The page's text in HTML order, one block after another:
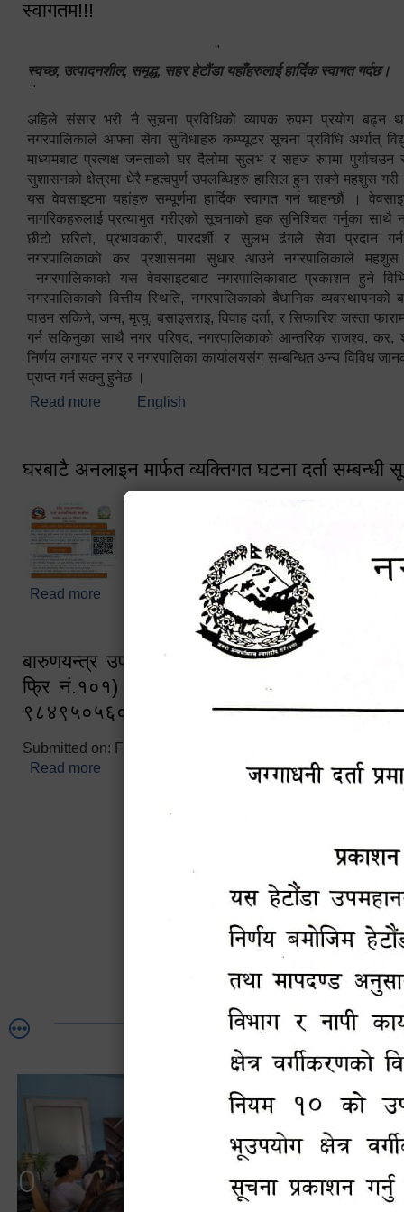
स्वागतम!!!
"
स्वच्छ, उत्पादनशील, समृद्ध, सहर हेटौंडा यहाँहरुलाई हार्दिक स्वागत गर्दछ।
"
अहिले संसार भरी नै सूचना प्रविधिको व्यापक रुपमा प्रयोग बढ्न
नगरपालिकाले आफ्ना सेवा सुविधाहरु कम्प्यूटर सूचना प्रविधि अर्थात्
माध्यमबाट प्रत्यक्ष जनताको घर दैलोमा सुलभ र सहज रुपमा
सुशासनको क्षेत्रमा धेरै महत्वपुर्ण उपलब्धिहरु हासिल हुन सक्ने महशुस गरी
यस वेवसाइटमा यहांहरु सम्पूर्णमा हार्दिक स्वागत गर्न चाहन्छौं ।
नागरिकहरुलाई प्रत्याभुत गरीएको सूचनाको हक सुनिश्चित गर्नुका साथै
छीटो छरितो, प्रभावकारी, पारदर्शी र सुलभ ढंगले सेवा प्रदान
नगरपालिकाको कर प्रशासनमा सुधार आउने नगरपालिकाले
नगरपालिकाको यस वेवसाइटबाट नगरपालिकाबाट प्रकाशन हुने
नगरपालिकाको वित्तीय स्थिति, नगरपालिकाको बैधानिक व्यवस्थापनको
पाउन सकिने, जन्म, मृत्यु, बसाइसराइ, विवाह दर्ता, र सिफारिश जस्ता
गर्न सकिनुका साथै नगर परिषद, नगरपालिकाको आन्तरिक राजश्व, कर,
निर्णय लगायत नगर र नगरपालिका कार्यालयसंग सम्बन्धित अन्य विविध
प्राप्त गर्न सक्नु हुनेछ ।
Read more about स्वागतम!!!
English
घरबाटै अनलाइन मार्फत व्यक्तिगत घटना दर्ता सम्बन्धी
Read more about घरबाटै अनलाइन मार्फत व्यक्तिगत घटना दर्ता
बारुणयन्त्र उपशाखा इन्चार्जको सम्पर्क नं.
फ्रि नं.१०१) फोन नं. ०५७-५२०६७७ शव बहान
९८४९५०५६००
Submitted on: Fri, 02/25/2022 - 10:50
Read more about बारुणयन्त्र उपशाखा इन्चार्जको सम्पर्क नं.
नं.१०१) फोन नं. ०५७-५२०६७७ शव बहान चालकको नं.